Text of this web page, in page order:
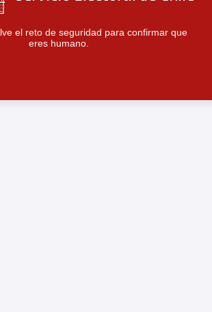
el reto de seguridad para confirmar que
eres humano.